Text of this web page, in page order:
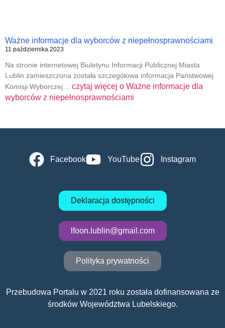
Ważne informacje dla wyborców z niepełnosprawnościami
11 października 2023
Na stronie internetowej Biuletynu Informacji Publicznej Miasta
Lublin zamieszczona została szczegółowa informacja Państwowej
Komisji Wyborczej… czytaj więcej o Ważne informacje dla
wyborców z niepełnosprawnościami
Facebook YouTube Instagram
Deklaracja dostępności
lfoon.lublin@gmail.com
Polityka prywatności
Przebudowa Portalu w 2021 roku została dofinansowana ze
środków Województwa Lubelskiego.